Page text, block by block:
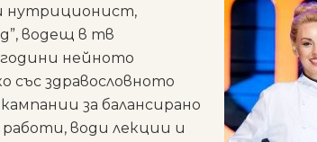
нутриционист,
водещ в тв
нейното
със здравословното
за балансирано
води лекции и